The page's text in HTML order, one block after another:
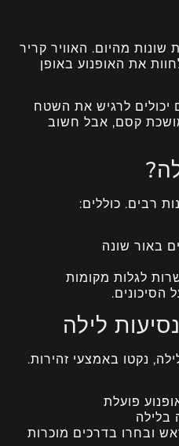
שונות מהיום. האוויר קריר
את האופנוע באופן
לרגיש את השטח
קסם, אבל חשוב
רבים. כוללים:
באור שונה
לגלות מקומות
לילה
נקטו באמצעי זהירות.
פועלת
בלילה
ובחרו בדרכים מוכרות